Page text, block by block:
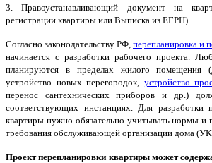
3. Правоустанавливающий документ на
регистрации квартиры или Выписка из ЕГРН).
Согласно законодательству РФ, перепланировка и
начинается с разработки рабочего проекта.
планируются в пределах жилого помещения
устройство новых перегородок, устройство
перенос сантехнических приборов и др.)
соответствующих инстанциях. Для разработки
квартиры нужно обязательно учитывать нормы и
требования обслуживающей организации дома
Проект перепланировки квартиры может